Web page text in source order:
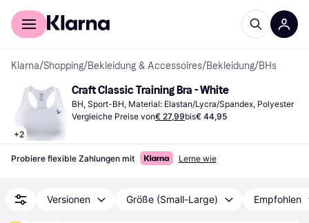
Für Shopper
Klarna/Shopping/Bekleidung & Accessoires/Bekleidung/BHs
+2
Craft Classic Training Bra - White
BH, Sport-BH, Material: Elastan/Lycra/Spandex, Polyester
Vergleiche Preise von€ 27,99bis€ 44,95
Probiere flexible Zahlungen mit Lerne wie
Versionen Größe (Small-Large) Empfohlen